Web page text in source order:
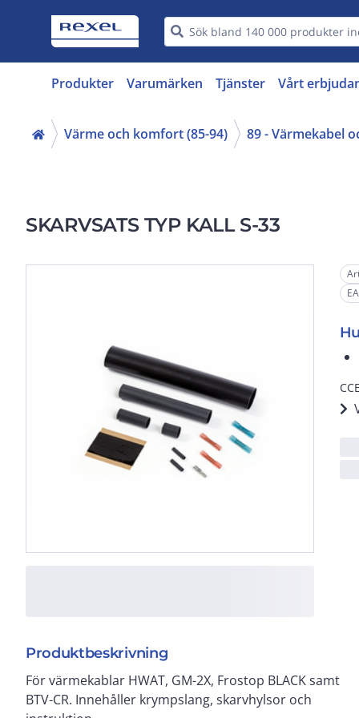
Produkter Varumärken Tjänster Vårt
Värme och komfort (85-94) 89 - Värmekabel
SKARVSATS TYP KALL S-33
Produktbeskrivning
För värmekablar HWAT, GM-2X, Frostop BLACK samt
BTV-CR. Innehåller krympslang, skarvhylsor och